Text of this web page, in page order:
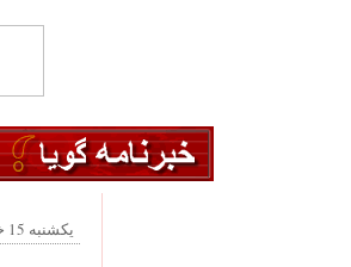
یکشنبه 15 خرداد 1384